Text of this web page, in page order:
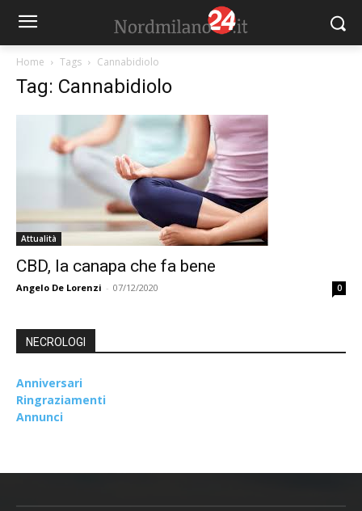
Home Tags Cannabidiolo
Tag: Cannabidiolo
Attualità
CBD, la canapa che fa bene
Angelo De Lorenzi - 07/12/2020 0
NECROLOGI
Anniversari
Ringraziamenti
Annunci